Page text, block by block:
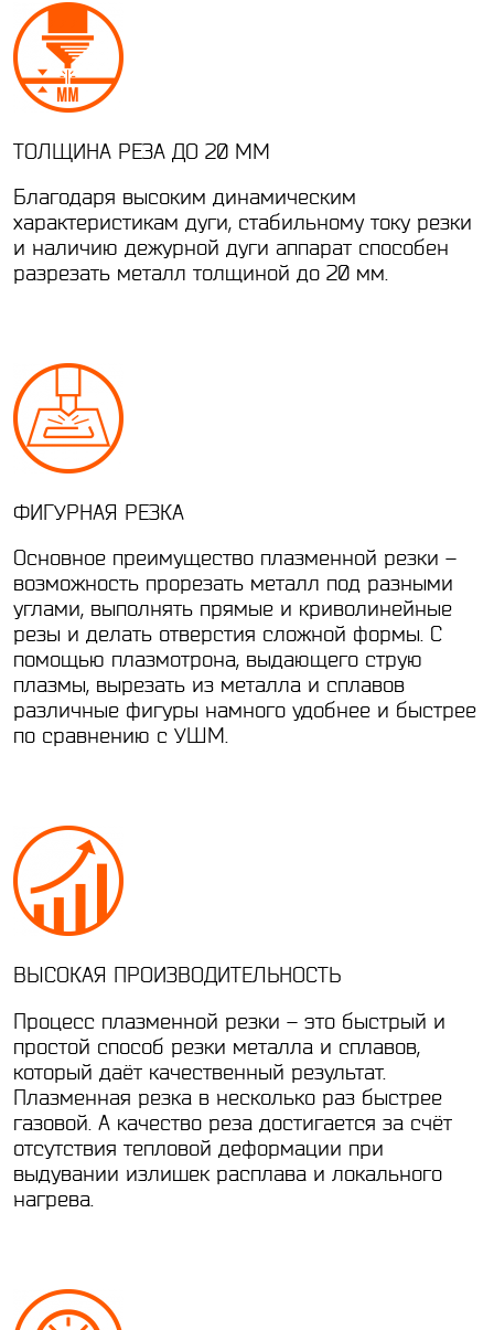
ТОЛЩИНА РЕЗА ДО 20 ММ
Благодаря высоким динамическим
характеристикам дуги, стабильному току резки
и наличию дежурной дуги аппарат способен
разрезать металл толщиной до 20 мм.
ФИГУРНАЯ РЕЗКА
Основное преимущество плазменной резки –
возможность прорезать металл под разными
углами, выполнять прямые и криволинейные
резы и делать отверстия сложной формы. С
помощью плазмотрона, выдающего струю
плазмы, вырезать из металла и сплавов
различные фигуры намного удобнее и быстрее
по сравнению с УШМ.
ВЫСОКАЯ ПРОИЗВОДИТЕЛЬНОСТЬ
Процесс плазменной резки – это быстрый и
простой способ резки металла и сплавов,
который даёт качественный результат.
Плазменная резка в несколько раз быстрее
газовой. А качество реза достигается за счёт
отсутствия тепловой деформации при
выдувании излишек расплава и локального
нагрева.